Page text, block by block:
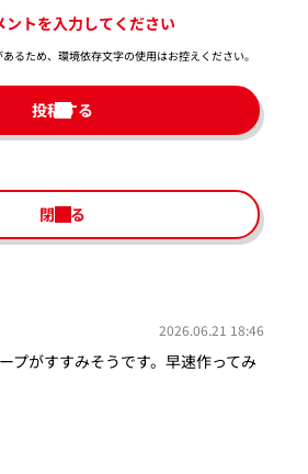
ントを入力してください
るため、環境依存文字の使用はお控えください。​
投稿する
閉じる
2026.06.21 18:46
プがすすみそうです。早速作ってみ